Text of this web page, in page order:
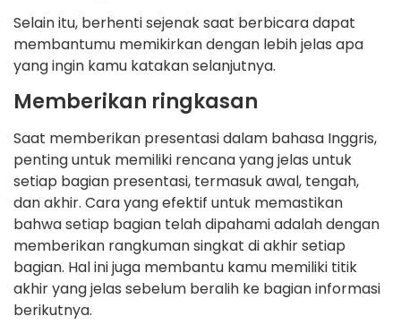
Selain itu, berhenti sejenak saat berbicara dapat
membantumu memikirkan dengan lebih jelas apa
yang ingin kamu katakan selanjutnya.
Memberikan ringkasan
Saat memberikan presentasi dalam bahasa Inggris,
penting untuk memiliki rencana yang jelas untuk
setiap bagian presentasi, termasuk awal, tengah,
dan akhir. Cara yang efektif untuk memastikan
bahwa setiap bagian telah dipahami adalah dengan
memberikan rangkuman singkat di akhir setiap
bagian. Hal ini juga membantu kamu memiliki titik
akhir yang jelas sebelum beralih ke bagian informasi
berikutnya.